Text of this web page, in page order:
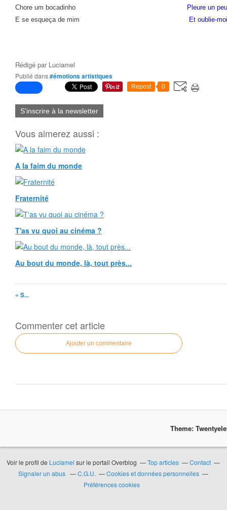
Chore um bocadinho
Pleure un peu
E se esqueça de mim
Et oublie-
Rédigé par Luciamel
Publié dans#émotions artistiques
Repost 0
S'inscrire à la newsletter
Vous aimerez aussi :
A la faim du monde
Fraternité
T'as vu quoi au cinéma ?
Au bout du monde, là, tout près...
« S...
Commenter cet article
Ajouter un commentaire
Theme:
Voir le profil de Luciamel sur le portail Overblog Top articles
Contact
Signaler un abus
C.G.U.
Cookies et données personnelles
Préférences cookies